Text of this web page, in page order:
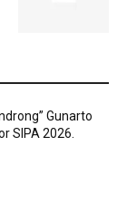
Gunarto
SIPA 2026.